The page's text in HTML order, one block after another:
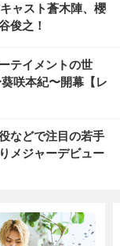
ャスト蒼木陣、櫻
俊之！
テイメントの世
咲本紀〜開幕【レ
などで注目の若手
メジャーデビュー